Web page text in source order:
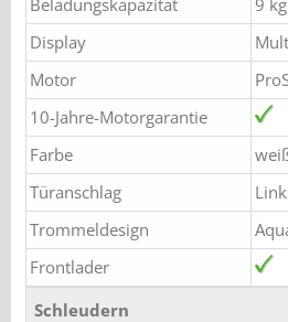
Display
Motor
10-Jahre-Motorgarantie
Farbe
Türanschlag
Trommeldesign
Frontlader
Schleudern